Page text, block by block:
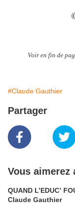
Voir en fin de
#Claude Gauthier
Partager
Vous aimerez
QUAND L’EDUC’
Claude Gauthier